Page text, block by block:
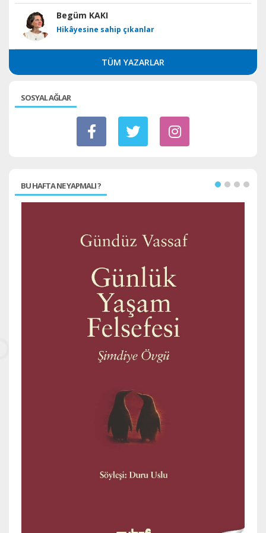
Begüm KAKI
Hikâyesine sahip çıkanlar
TÜM YAZARLAR
SOSYAL AĞLAR
BU HAFTA NE YAPMALI ?